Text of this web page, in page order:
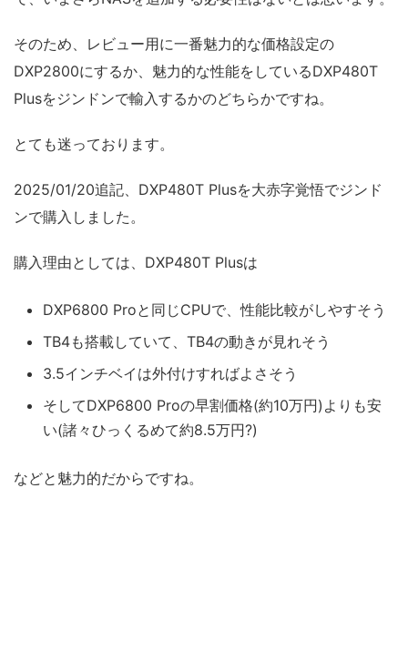
そのため、レビュー用に一番魅力的な価格設定の
DXP2800にするか、魅力的な性能をしているDXP480T
Plusをジンドンで輸入するかのどちらかですね。
とても迷っております。
2025/01/20追記、DXP480T Plusを大赤字覚悟でジンド
ンで購入しました。
購入理由としては、DXP480T Plusは
DXP6800 Proと同じCPUで、性能比較がしやすそう
TB4も搭載していて、TB4の動きが見れそう
3.5インチベイは外付けすればよさそう
そしてDXP6800 Proの早割価格(約10万円)よりも安
い(諸々ひっくるめて約8.5万円?)
などと魅力的だからですね。